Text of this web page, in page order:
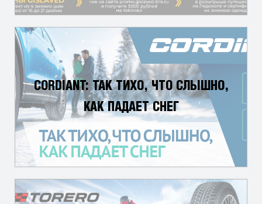
CORDIANT: ТАК ТИХО, ЧТО СЛЫШНО,
КАК ПАДАЕТ СНЕГ